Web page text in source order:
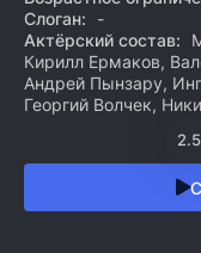
Слоган:
-
Актёрский состав:
Кирилл Ермаков,
Андрей Пынзару,
Георгий Волчек,
2.5